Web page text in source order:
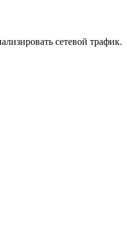
сетевой трафик.